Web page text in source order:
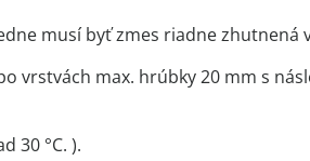
musí byť zmes riadne zhutnená
vrstvách max. hrúbky 20 mm s
30 °C. ).